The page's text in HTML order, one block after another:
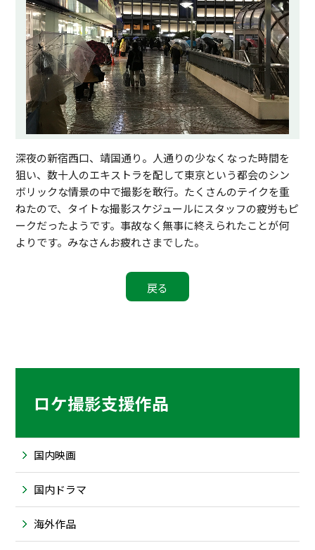
深夜の新宿西口、靖国通り。人通りの少なくなった時間を
狙い、数十人のエキストラを配して東京という都会のシン
ボリックな情景の中で撮影を敢行。たくさんのテイクを重
ねたので、タイトな撮影スケジュールにスタッフの疲労もピ
ークだったようです。事故なく無事に終えられたことが何
よりです。みなさんお疲れさまでした。
ロケ撮影支援作品
国内映画
国内ドラマ
海外作品